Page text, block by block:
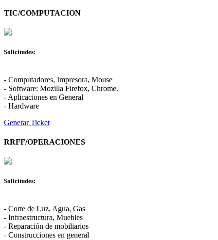
TIC/COMPUTACION
Solicitudes:
- Computadores, Impresora, Mouse
- Software: Mozilla Firefox, Chrome.
- Aplicaciones en General
- Hardware
Generar Ticket
RRFF/OPERACIONES
Solicitudes:
- Corte de Luz, Agua, Gas
- Infraestructura, Muebles
- Reparación de mobiliarios
- Construcciones en general